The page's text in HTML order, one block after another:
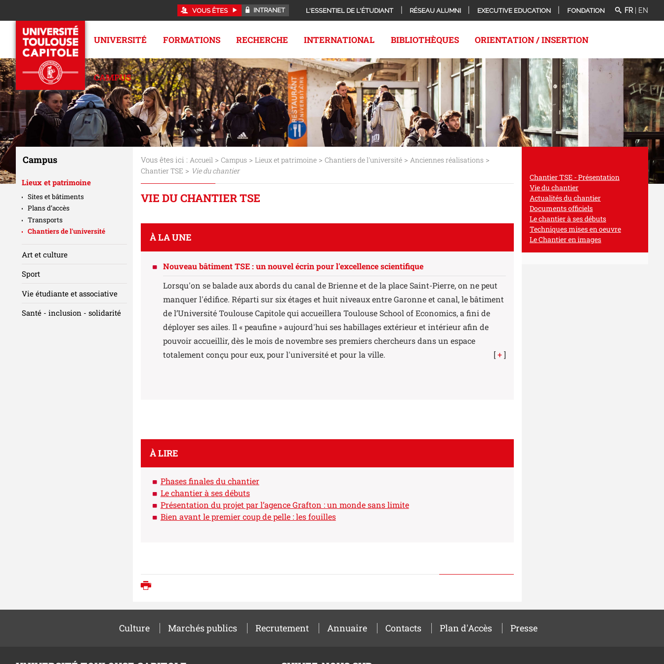
VOUS ÊTES INTRANET L'ESSENTIEL DE L'ÉTUDIANT RÉSEAU ALUMNI EXECUTIVE EDUCATION FONDATION FR EN
UNIVERSITÉ FORMATIONS RECHERCHE INTERNATIONAL BIBLIOTHÈQUES ORIENTATION / INSERTION
CAMPUS
Vous êtes ici : Accueil> Campus > Lieux et patrimoine> Chantiers de l'université> Anciennes réalisations >
Chantier TSE > Vie du chantier
VIE DU CHANTIER TSE
À LA UNE
Nouveau bâtiment TSE : un nouvel écrin pour l'excellence scientifique
Lorsqu'on se balade aux abords du canal de Brienne et de la place Saint-Pierre, on ne peut
manquer l'édifice. Réparti sur six étages et huit niveaux entre Garonne et canal, le bâtiment
de l’Université Toulouse Capitole qui accueillera Toulouse School of Economics, a fini de
déployer ses ailes. Il « peaufine » aujourd'hui ses habillages extérieur et intérieur afin de
pouvoir accueillir, dès le mois de novembre ses premiers chercheurs dans un espace
totalement conçu pour eux, pour l'université et pour la ville.
[+]
À LIRE
Phases finales du chantier
Le chantier à ses débuts
Présentation du projet par l’agence Grafton : un monde sans limite
Bien avant le premier coup de pelle : les fouilles
Chantier TSE - Présentation
Vie du chantier
Actualités du chantier
Documents officiels
Le chantier à ses débuts
Techniques mises en oeuvre
Le Chantier en images
Campus
Lieux et patrimoine
Sites et bâtiments
Plans d’accès
Transports
Chantiers de l'université
Art et culture
Sport
Vie étudiante et associative
Santé - inclusion - solidarité
Culture Marchés publics Recrutement Annuaire Contacts Plan d'Accès Presse